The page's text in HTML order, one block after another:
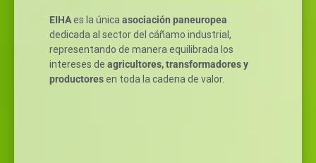
EIHAes la únicaasociación paneuropea
dedicada al sector del cáñamo industrial,
representando de manera equilibrada los
intereses de agricultores, transformadores y
productoresen toda la cadena de valor.